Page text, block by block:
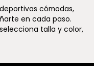
cómodas,
en cada paso.
talla y color,